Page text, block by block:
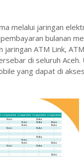
melalui jaringan
bulanan
ATM Link,
di seluruh Aceh.
yang dapat di